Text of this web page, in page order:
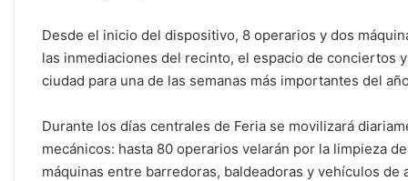
Desde el inicio del dispositivo, 8 operarios y dos
las inmediaciones del recinto, el espacio de conciertos
ciudad para una de las semanas más importantes del
Durante los días centrales de Feria se movilizará
mecánicos: hasta 80 operarios velarán por la limpieza
máquinas entre barredoras, baldeadoras y vehículos